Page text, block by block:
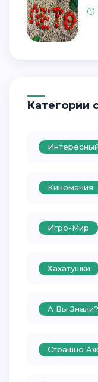
Категории
Киномания
Игро-Мир
Хахатушки
А Вы Знали?
Страшно